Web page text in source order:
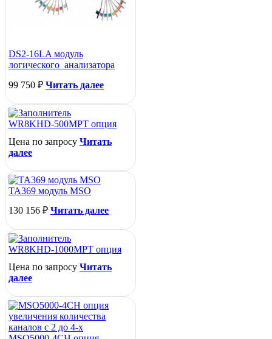
DS2-16LA модуль
логического анализатора
99 750 ₽ Читать далее
WR8KHD-500MPT опция
Цена по запросу Читать
далее
TA369 модуль MSO
130 156 ₽ Читать далее
WR8KHD-1000MPT опция
Цена по запросу Читать
далее